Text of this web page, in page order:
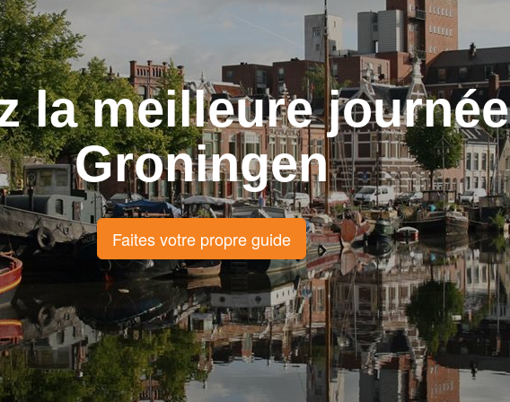
la meilleure journée
Groningen
Faites votre propre guide